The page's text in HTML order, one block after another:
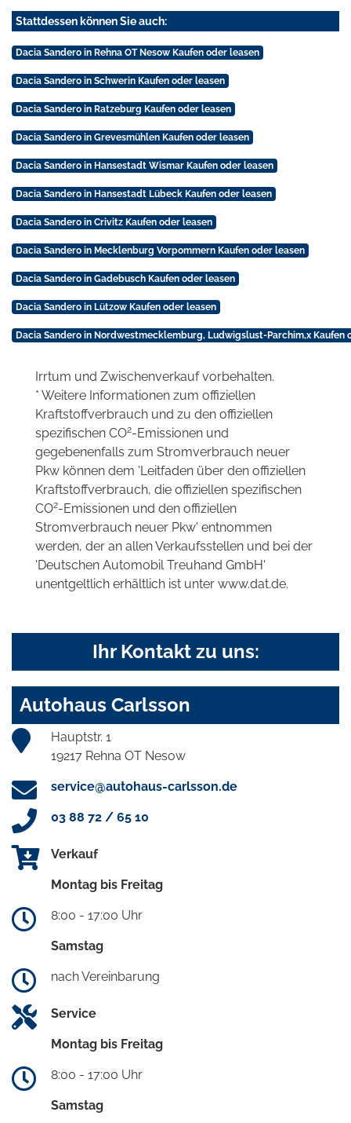
Stattdessen können Sie auch:
Dacia Sandero in Rehna OT Nesow Kaufen oder leasen
Dacia Sandero in Schwerin Kaufen oder leasen
Dacia Sandero in Ratzeburg Kaufen oder leasen
Dacia Sandero in Grevesmühlen Kaufen oder leasen
Dacia Sandero in Hansestadt Wismar Kaufen oder leasen
Dacia Sandero in Hansestadt Lübeck Kaufen oder leasen
Dacia Sandero in Crivitz Kaufen oder leasen
Dacia Sandero in Mecklenburg Vorpommern Kaufen oder leasen
Dacia Sandero in Gadebusch Kaufen oder leasen
Dacia Sandero in Lützow Kaufen oder leasen
Dacia Sandero in Nordwestmecklemburg, Ludwigslust-Parchim,x Kaufen
Irrtum und Zwischenverkauf vorbehalten.
* Weitere Informationen zum offiziellen
Kraftstoffverbrauch und zu den offiziellen
spezifischen CO2-Emissionen und
gegebenenfalls zum Stromverbrauch neuer
Pkw können dem 'Leitfaden über den offiziellen
Kraftstoffverbrauch, die offiziellen spezifischen
CO2-Emissionen und den offiziellen
Stromverbrauch neuer Pkw' entnommen
werden, der an allen Verkaufsstellen und bei der
'Deutschen Automobil Treuhand GmbH'
unentgeltlich erhältlich ist unter www.dat.de.
Ihr Kontakt zu uns:
Autohaus Carlsson
Hauptstr. 1
19217 Rehna OT Nesow
service@autohaus-carlsson.de
03 88 72 / 65 10
Verkauf
Montag bis Freitag
8:00 - 17:00 Uhr
Samstag
nach Vereinbarung
Service
Montag bis Freitag
8:00 - 17:00 Uhr
Samstag